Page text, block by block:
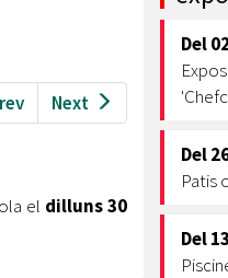
Ètica i
Accés
Dades
Equipaments
Mercats
Webs
Next
el dilluns 30
Del
Del
Patis
Del